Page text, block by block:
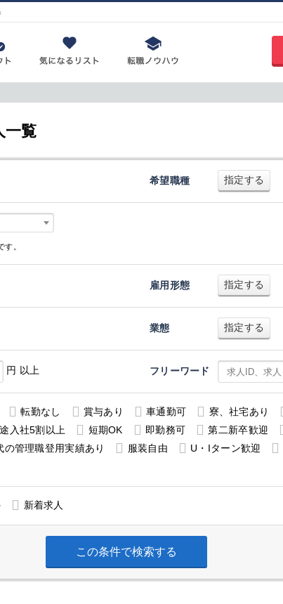
一覧
希望職種 指定する
。
雇用形態 指定する
業態 指定する
円 以上 フリーワード
転勤なし 賞与あり 車通勤可 寮、社宅あり
入社5割以上 短期OK 即勤務可 第二新卒歓迎
の管理職登用実績あり 服装自由 U・Iターン歓迎
新着求人